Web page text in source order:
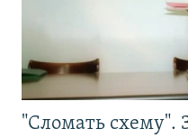
"Сломать схему".